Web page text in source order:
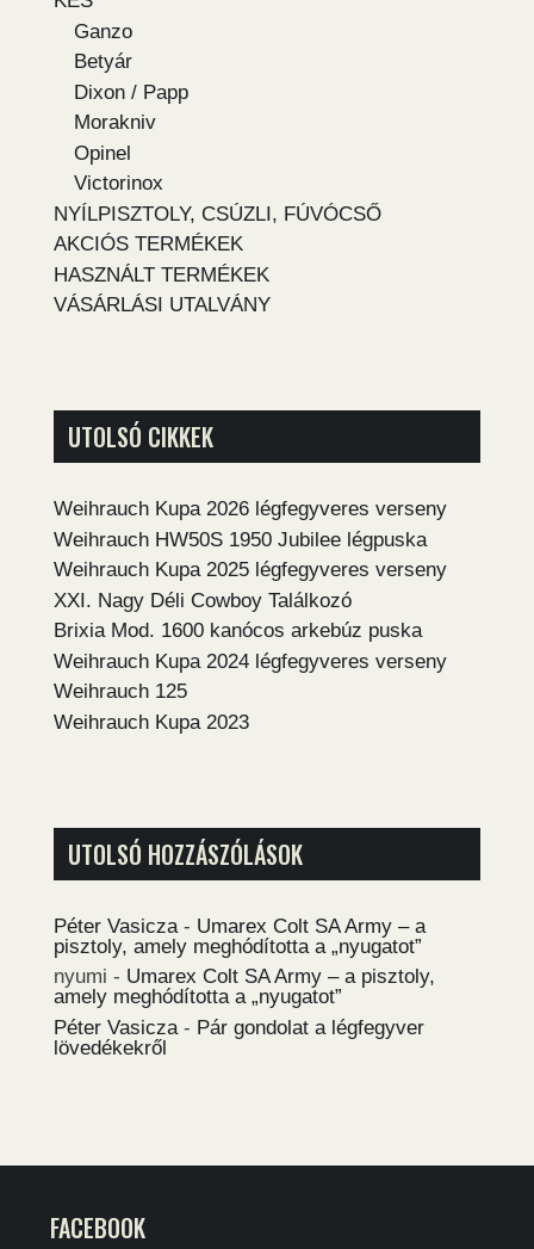
Ganzo
Betyár
Dixon / Papp
Morakniv
Opinel
Victorinox
NYÍLPISZTOLY, CSÚZLI, FÚVÓCSŐ
AKCIÓS TERMÉKEK
HASZNÁLT TERMÉKEK
VÁSÁRLÁSI UTALVÁNY
UTOLSÓ CIKKEK
Weihrauch Kupa 2026 légfegyveres verseny
Weihrauch HW50S 1950 Jubilee légpuska
Weihrauch Kupa 2025 légfegyveres verseny
XXI. Nagy Déli Cowboy Találkozó
Brixia Mod. 1600 kanócos arkebúz puska
Weihrauch Kupa 2024 légfegyveres verseny
Weihrauch 125
Weihrauch Kupa 2023
UTOLSÓ HOZZÁSZÓLÁSOK
Péter Vasicza - Umarex Colt SA Army – a
pisztoly, amely meghódította a „nyugatot”
nyumi - Umarex Colt SA Army – a pisztoly,
amely meghódította a „nyugatot”
Péter Vasicza - Pár gondolat a légfegyver
lövedékekről
FACEBOOK